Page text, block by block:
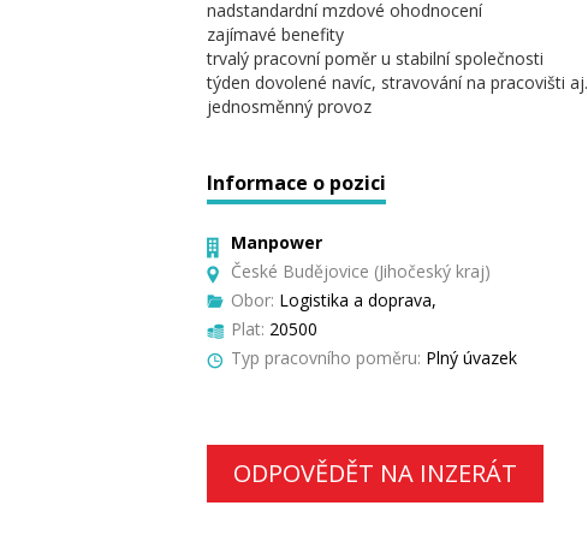
nadstandardní mzdové ohodnocení
zajímavé benefity
trvalý pracovní poměr u stabilní společnosti
týden dovolené navíc, stravování na pracovišti aj.
jednosměnný provoz
Informace o pozici
Manpower
České Budějovice (Jihočeský kraj)
Obor: Logistika a doprava,
Plat: 20500
Typ pracovního poměru: Plný úvazek
ODPOVĚDĚT NA INZERÁT